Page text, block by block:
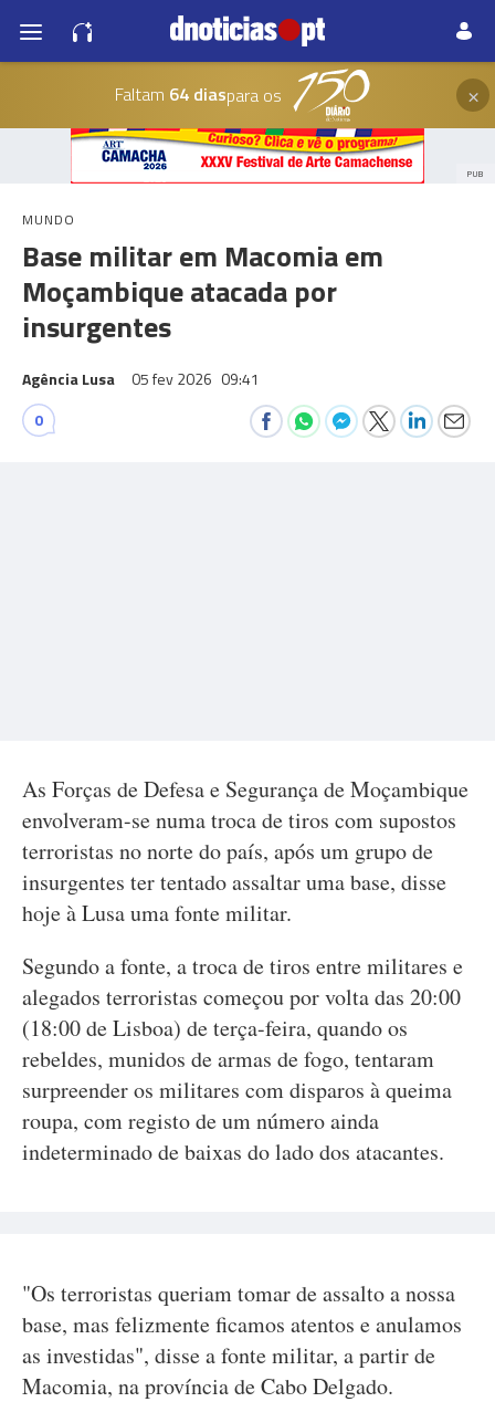
Faltam 64 diaspara os ×
PUB
MUNDO
Base militar em Macomia em
Moçambique atacada por
insurgentes
Agência Lusa 05 fev 2026 09:41
0
As Forças de Defesa e Segurança de Moçambique
envolveram-se numa troca de tiros com supostos
terroristas no norte do país, após um grupo de
insurgentes ter tentado assaltar uma base, disse
hoje à Lusa uma fonte militar.
Segundo a fonte, a troca de tiros entre militares e
alegados terroristas começou por volta das 20:00
(18:00 de Lisboa) de terça-feira, quando os
rebeldes, munidos de armas de fogo, tentaram
surpreender os militares com disparos à queima
roupa, com registo de um número ainda
indeterminado de baixas do lado dos atacantes.
"Os terroristas queriam tomar de assalto a nossa
base, mas felizmente ficamos atentos e anulamos
as investidas", disse a fonte militar, a partir de
Macomia, na província de Cabo Delgado.